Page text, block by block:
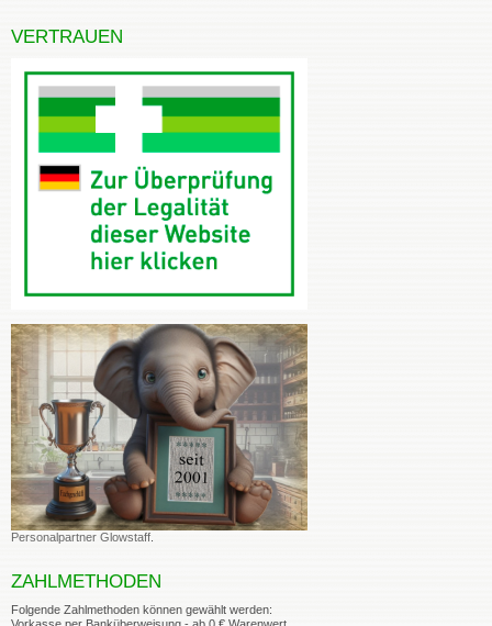
VERTRAUEN
Personalpartner Glowstaff
ZAHLMETHODEN
Folgende Zahlmethoden können gewählt werden: